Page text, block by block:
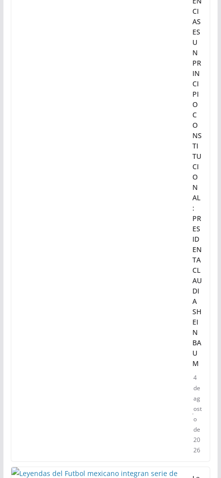
CH
O
DE
LA
S
AU
DI
EN
CI
AS
ES
U
N
PR
IN
CI
PI
O
C
O
NS
TI
TU
CI
O
N
AL
:
PR
ES
ID
EN
TA
CL
AU
DI
A
SH
EI
N
BA
U
M
4